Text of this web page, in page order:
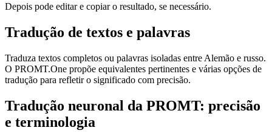
Depois pode editar e copiar o resultado, se necessário.
Tradução de textos e palavras
Traduza textos completos ou palavras isoladas entre Alemão e russo.
O PROMT.One propõe equivalentes pertinentes e várias opções de
tradução para refletir o significado com precisão.
Tradução neuronal da PROMT: precisão
e terminologia